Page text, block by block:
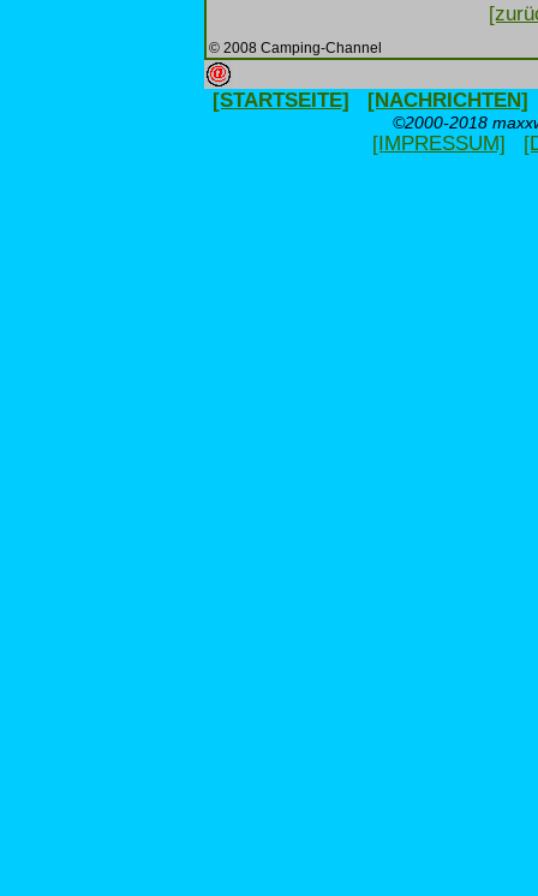
© 2008 Camping-Channel
[STARTSEITE] [NACHRICHTEN]
©2000-2018
[IMPRESSUM]